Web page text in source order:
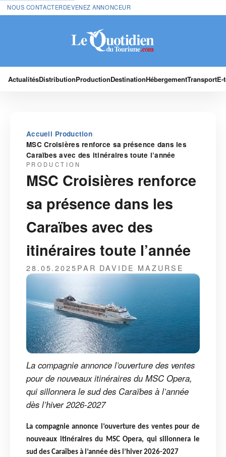
NOUS CONTACTERDEVENEZ ANNONCEUR
ActualitésDistributionProductionDestinationHébergementTransport
Accueil›Production›
MSC Croisières renforce sa présence dans les
Caraïbes avec des itinéraires toute l’année
PRODUCTION
MSC Croisières renforce
sa présence dans les
Caraïbes avec des
itinéraires toute l’année
28.05.2025PAR DAVIDE MAZURSE
La compagnie annonce l’ouverture des ventes
pour de nouveaux itinéraires du MSC Opera,
qui sillonnera le sud des Caraïbes à l’année
dès l’hiver 2026-2027
La compagnie annonce l’ouverture des ventes pour de
nouveaux itinéraires du MSC Opera, qui sillonnera le
sud des Caraïbes à l’année dès l’hiver 2026-2027